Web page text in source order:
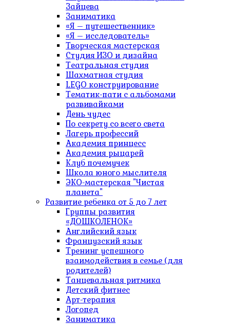
Зайцева
Заниматика
«Я – путешественник»
«Я – исследователь»
Творческая мастерская
Студия ИЗО и дизайна
Театральная студия
Шахматная студия
LEGO конструирование
Тематик-пати с альбомами
развивайками
День чудес
По секрету со всего света
Лагерь профессий
Академия принцесс
Академия рыцарей
Клуб почемучек
Школа юного мыслителя
ЭКО-мастерская "Чистая
планета"
Развитие ребенка от 5 до 7 лет
Группы развития
«ДОШКОЛЕНОК»
Английский язык
Французский язык
Тренинг успешного
взаимодействия в семье (для
родителей)
Танцевальная ритмика
Детский фитнес
Арт-терапия
Логопед
Заниматика